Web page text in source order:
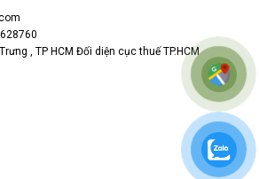
, TP HCM Đối diện cục thuế TP.HCM